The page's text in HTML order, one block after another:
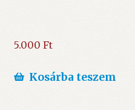
5.000 Ft
Kosárba teszem